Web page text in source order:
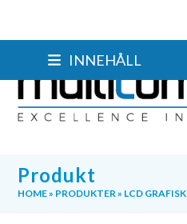
INNEHÅLL
Produkt
HOME» PRODUKTER» LCD GRAFISK